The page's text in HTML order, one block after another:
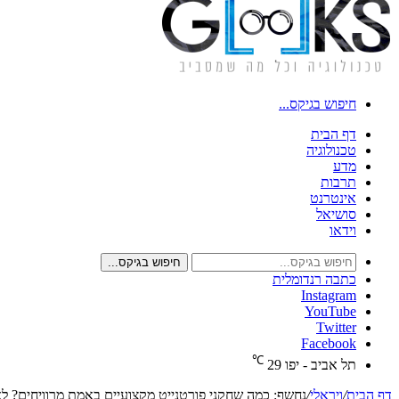
חיפוש בגיקס...
דף הבית
טכנולוגיה
מדע
תרבות
אינטרנט
סושיאל
וידאו
חיפוש בגיקס...
כתבה רנדומלית
Instagram
YouTube
Twitter
Facebook
תל אביב - יפו 29
℃
דף הבית/ויראלי/נחשף: כמה שחקני פורטנייט מקצועיים באמת מרוויחים?